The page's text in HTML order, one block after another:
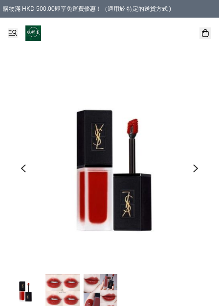
購物滿 HKD 500.00即享免運費優惠！（適用於 特定的送貨方式 )